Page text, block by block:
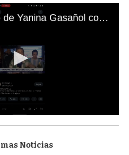
El mal momento de Yanina Gasañol con un hincha argentino en "Subrayado"
Noticias